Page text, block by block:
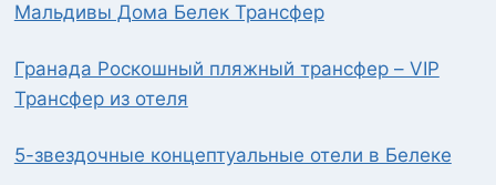
Мальдивы Дома Белек Трансфер
Гранада Роскошный пляжный трансфер – VIP
Трансфер из отеля
5-звездочные концептуальные отели в Белеке